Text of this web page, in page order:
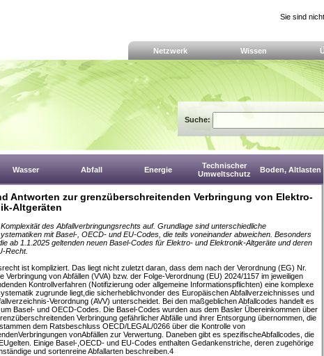
Sie sind
Netzwerk Wissen
Suche:
Wasser Abfall Energie
Technischer
Umweltschutz
Boden, Altlasten
Antworten zur grenzüberschreitenden Verbringung von Elektro-
Altgeräten
des Abfallverbringungsrechts auf. Grundlage sind unterschiedliche
mit Basel-, OECD- und EU-Codes, die teils voneinander abweichen. Besonders
ab 1.1.2025 geltenden neuen Basel-Codes für Elektro- und Elektronik-Altgeräte und deren
Recht.
ist kompliziert. Das liegt nicht zuletzt daran, dass dem nach der Verordnung (EG) Nr.
Verbringung von Abfällen (VVA) bzw. der Folge-Verordnung (EU) 2024/1157 im jeweiligen
Kontrollverfahren (Notifizierung oder allgemeine Informationspflichten) eine komplexe
zugrunde liegt,die sicherheblichvonder des Europäischen Abfallverzeichnisses und
Verordnung (AVV) unterscheidet. Bei den maßgeblichen Abfallcodes handelt es
Basel- und OECD-Codes. Die Basel-Codes wurden aus dem Basler Übereinkommen über
Verbringung gefährlicher Abfälle und ihrer Entsorgung übernommen, die
dem Ratsbeschluss OECD/LEGAL/0266 über die Kontrolle von
vonAbfällen zur Verwertung. Daneben gibt es spezifischeAbfallcodes, die
Einige Basel-,OECD- und EU-Codes enthalten Gedankenstriche, deren zugehörige
und sortenreine Abfallarten beschreiben.4